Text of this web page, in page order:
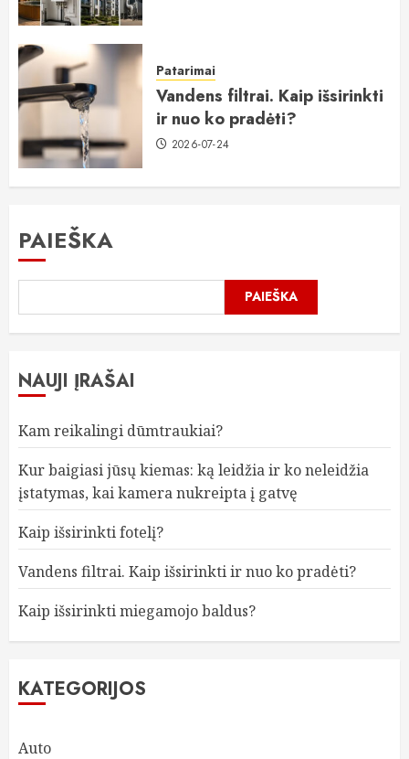
Patarimai
Vandens filtrai. Kaip išsirinkti
ir nuo ko pradėti?
2026-07-24
PAIEŠKA
PAIEŠKA
NAUJI ĮRAŠAI
Kam reikalingi dūmtraukiai?
Kur baigiasi jūsų kiemas: ką leidžia ir ko neleidžia
įstatymas, kai kamera nukreipta į gatvę
Kaip išsirinkti fotelį?
Vandens filtrai. Kaip išsirinkti ir nuo ko pradėti?
Kaip išsirinkti miegamojo baldus?
KATEGORIJOS
Auto